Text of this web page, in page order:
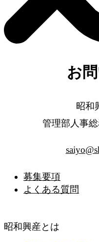
お
昭和
管理部人事
募集要項
よくある質問
昭和興産とは